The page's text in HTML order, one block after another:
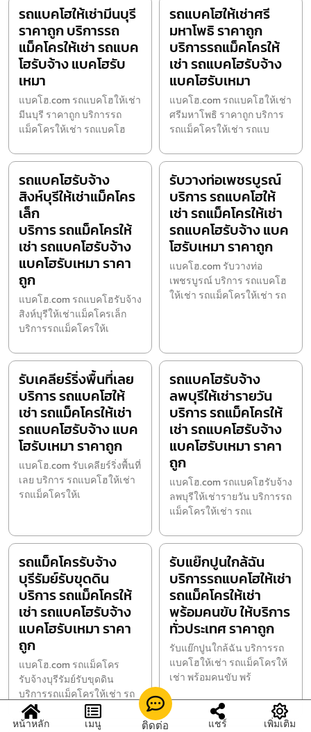
รถแบคโฮให้เช่ามีนบุรี
ราคาถูก บริการรถ
แม็คโครให้เช่า รถแบค
โฮรับจ้าง แบคโฮรับ
เหมา
แบคโฮ.com รถแบคโฮให้เช่า
มีนบุรี ราคาถูก บริการรถ
แม็คโครให้เช่า รถแบคโฮ
รถแบคโฮให้เช่าศรี
มหาโพธิ ราคาถูก
บริการรถแม็คโครให้
เช่า รถแบคโฮรับจ้าง
แบคโฮรับเหมา
แบคโฮ.com รถแบคโฮให้เช่า
ศรีมหาโพธิ ราคาถูก บริการ
รถแม็คโครให้เช่า รถแบ
รถแบคโฮรับจ้าง
สิงห์บุรีให้เช่าแม็คโคร
เล็ก
บริการ รถแม็คโครให้
เช่า รถแบคโฮรับจ้าง
แบคโฮรับเหมา ราคา
ถูก
แบคโฮ.com รถแบคโฮรับจ้าง
สิงห์บุรีให้เช่าแม็คโครเล็ก
บริการรถแม็คโครให้เ
รับวางท่อเพชรบูรณ์
บริการ รถแบคโฮให้
เช่า รถแม็คโครให้เช่า
รถแบคโฮรับจ้าง แบค
โฮรับเหมา ราคาถูก
แบคโฮ.com รับวางท่อ
เพชรบูรณ์ บริการ รถแบคโฮ
ให้เช่า รถแม็คโครให้เช่า รถ
รับเคลียร์ริ่งพื้นที่เลย
บริการ รถแบคโฮให้
เช่า รถแม็คโครให้เช่า
รถแบคโฮรับจ้าง แบค
โฮรับเหมา ราคาถูก
แบคโฮ.com รับเคลียร์ริ่งพื้นที่
เลย บริการ รถแบคโฮให้เช่า
รถแม็คโครให้เ
รถแบคโฮรับจ้าง
ลพบุรีให้เช่ารายวัน
บริการ รถแม็คโครให้
เช่า รถแบคโฮรับจ้าง
แบคโฮรับเหมา ราคา
ถูก
แบคโฮ.com รถแบคโฮรับจ้าง
ลพบุรีให้เช่ารายวัน บริการรถ
แม็คโครให้เช่า รถแ
รถแม็คโครรับจ้าง
บุรีรัมย์รับขุดดิน
บริการ รถแม็คโครให้
เช่า รถแบคโฮรับจ้าง
แบคโฮรับเหมา ราคา
ถูก
แบคโฮ.com รถแม็คโคร
รับจ้างบุรีรัมย์รับขุดดิน
บริการรถแม็คโครให้เช่า รถ
รับแย๊กปูนใกล้ฉัน
บริการรถแบคโฮให้เช่า
รถแม็คโครให้เช่า
พร้อมคนขับ ให้บริการ
ทั่วประเทศ ราคาถูก
รับแย๊กปูนใกล้ฉัน บริการรถ
แบคโฮให้เช่า รถแม็คโครให้
เช่า พร้อมคนขับ พร้
หน้าหลัก เมนู ติดต่อ แชร์ เพิ่มเติม